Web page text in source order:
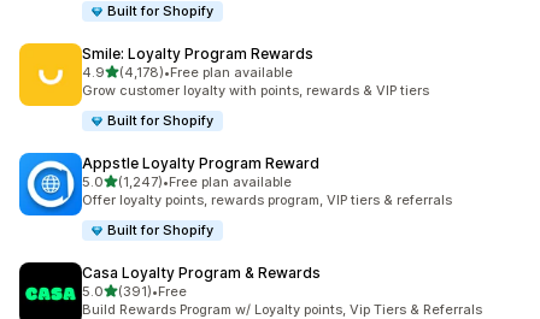
Built for Shopify
Smile: Loyalty Program Rewards
4.9별 5개 중
(4,178)
총 리뷰 4178개
•Free plan available
Grow customer loyalty with points, rewards & VIP tiers
Built for Shopify
Appstle Loyalty Program Reward
5.0별 5개 중
(1,247)
총 리뷰 1247개
•Free plan available
Offer loyalty points, rewards program, VIP tiers & referrals
Built for Shopify
Casa Loyalty Program & Rewards
5.0별 5개 중
(391)
총 리뷰 391개
•Free
Build Rewards Program w/ Loyalty points, Vip Tiers & Referrals